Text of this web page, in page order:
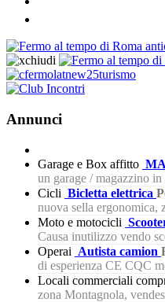
Annunci
Garage e Box affitto
un garage / magazzino
Cicli Bicletta elettrica
nuova sella ergonomica,
Moto e motocicli
Causa inutilizzo vendo
Operai Autista camion
di esperienza CE CQC
Locali commerciali
zona Montagnola,